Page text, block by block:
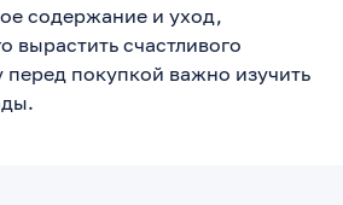
содержание и уход,
вырастить счастливого
покупкой важно изучить